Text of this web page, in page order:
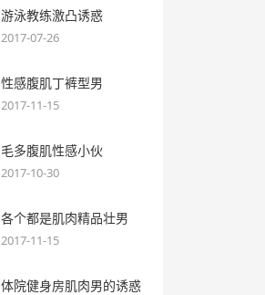
游泳教练激凸诱惑
2017-07-26
性感腹肌丁裤型男
2017-11-15
毛多腹肌性感小伙
2017-10-30
各个都是肌肉精品壮男
2017-11-15
体院健身房肌肉男的诱惑